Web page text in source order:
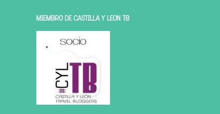
MIEMBRO DE CASTILLA Y LEÓN TB